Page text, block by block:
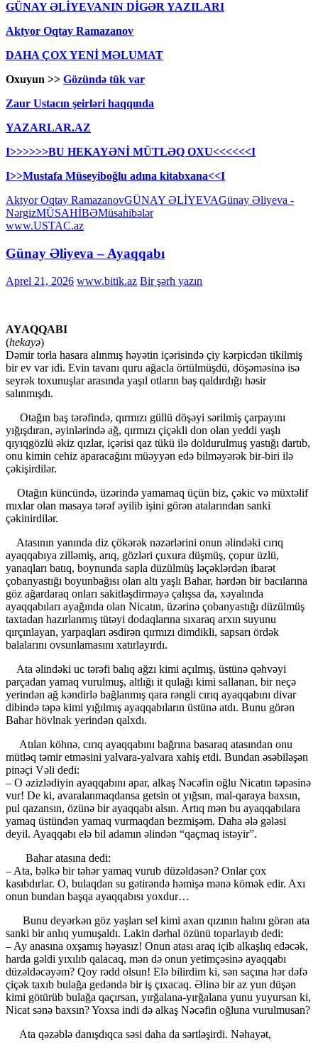
GÜNAY ƏLİYEVANIN DİGƏR YAZILARI
Aktyor Oqtay Ramazanov
DAHA ÇOX YENİ MƏLUMAT
Oxuyun >> Gözündə tük var
Zaur Ustacın şeirləri haqqında
YAZARLAR.AZ
I>>>>>>BU HEKAYƏNİ MÜTLƏQ OXU<<<<<<I
I>>Mustafa Müseyiboğlu adına kitabxana<<I
Aktyor Oqtay RamazanovGÜNAY ƏLİYEVAGünay Əliyeva -
NərgizMÜSAHİBƏMüsahibələr
www.USTAC.az
Günay Əliyeva – Ayaqqabı
Aprel 21, 2026 www.bitik.az Bir şərh yazın
AYAQQABI
(hekayə)
Dəmir torla hasara alınmış həyətin içərisində çiy kərpicdən tikilmiş
bir ev var idi. Evin tavanı quru ağacla örtülmüşdü, döşəməsinə isə
seyrək toxunuşlar arasında yaşıl otların baş qaldırdığı həsir
salınmışdı.
Otağın baş tərəfində, qırmızı güllü döşəyi sərilmiş çarpayını
yığışdıran, əyinlərində ağ, qırmızı çiçəkli don olan yeddi yaşlı
qıyıqgözlü əkiz qızlar, içərisi qaz tükü ilə doldurulmuş yastığı dartıb,
onu kimin cehiz aparacağını müəyyən edə bilməyərək bir-biri ilə
çəkişirdilər.
Otağın küncündə, üzərində yamamaq üçün biz, çəkic və müxtəlif
mıxlar olan masaya tərəf əyilib işini görən atalarından sanki
çəkinirdilər.
Atasının yanında diz çökərək nəzərlərini onun əlindəki cırıq
ayaqqabıya zilləmiş, arıq, gözləri çuxura düşmüş, çopur üzlü,
yanaqları batıq, boynunda sapla düzülmüş ləçəklərdən ibarət
çobanyastığı boyunbağısı olan altı yaşlı Bahar, hərdən bir bacılarına
göz ağardaraq onları sakitləşdirməyə çalışsa da, xəyalında
ayaqqabıları ayağında olan Nicatın, üzərinə çobanyastığı düzülmüş
taxtadan hazırlanmış tütəyi dodaqlarına sıxaraq arxın suyunu
qırçınlayan, yarpaqları əsdirən qırmızı dimdikli, sapsarı ördək
balalarını ovsunlamasını xatırlayırdı.
Ata əlindəki uc tərəfi balıq ağzı kimi açılmış, üstünə qəhvəyi
parçadan yamaq vurulmuş, altlığı it qulağı kimi sallanan, bir neçə
yerindən ağ kəndirlə bağlanmış qara rəngli cırıq ayaqqabını divar
dibində təpə kimi yığılmış ayaqqabıların üstünə atdı. Bunu görən
Bahar hövlnak yerindən qalxdı.
Atılan köhnə, cırıq ayaqqabını bağrına basaraq atasından onu
mütləq təmir etməsini yalvara-yalvara xahiş etdi. Bundan əsəbiləşən
pinəçi Vəli dedi:
– O əzizlədiyin ayaqqabını apar, alkaş Nəcəfin oğlu Nicatın təpəsinə
vur! De ki, avaralanmaqdansa getsin ot yığsın, mal-qaraya baxsın,
pul qazansın, özünə bir ayaqqabı alsın. Artıq mən bu ayaqqabılara
yamaq üstündən yamaq vurmaqdan bezmişəm. Daha ələ gələsi
deyil. Ayaqqabı elə bil adamın əlindən “qaçmaq istəyir”.
Bahar atasına dedi:
– Ata, bəlkə bir təhər yamaq vurub düzəldəsən? Onlar çox
kasıbdırlar. O, bulaqdan su gətirəndə həmişə mənə kömək edir. Axı
onun bundan başqa ayaqqabısı yoxdur…
Bunu deyərkən göz yaşları sel kimi axan qızının halını görən ata
sanki bir anlıq yumuşaldı. Lakin dərhal özünü toparlayıb dedi:
– Ay anasına oxşamış həyasız! Onun atası araq içib alkaşlıq edəcək,
harda gəldi yıxılıb qalacaq, mən də onun yetimçəsinə ayaqqabı
düzəldəcəyəm? Qoy rədd olsun! Elə bilirdim ki, sən saçına hər dəfə
çiçək taxıb bulağa gedəndə bir iş çıxacaq. Əlinə bir az yun düşən
kimi götürüb bulağa qaçırsan, yırğalana-yırğalana yunu yuyursan ki,
Nicat sənə baxsın? Yoxsa indi də alkaş Nəcəfin oğluna vurulmusan?
Ata qəzəblə danışdıqca səsi daha da sərtləşirdi. Nəhayət,